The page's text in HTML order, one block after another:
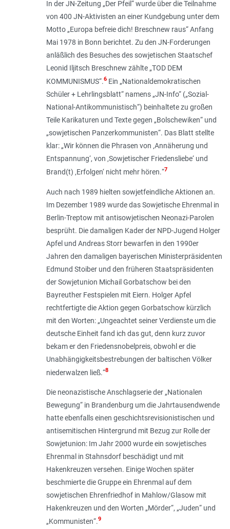
In der JN-Zeitung „Der Pfeil“ wurde über die Teilnahme
von 400 JN-Aktivisten an einer Kundgebung unter dem
Motto „Europa befreie dich! Breschnew raus“ Anfang
Mai 1978 in Bonn berichtet. Zu den JN-Forderungen
anläßlich des Besuches des sowjetischen Staatschef
Leonid Iljitsch Breschnew zählte „TOD DEM
KOMMUNISMUS“.6Ein „Nationaldemokratischen
Schüler + Lehrlingsblatt“ namens „JN-Info“ („Sozial-
National-Antikommunistisch“) beinhaltete zu großen
Teile Karikaturen und Texte gegen „Bolschewiken“ und
„sowjetischen Panzerkommunisten“. Das Blatt stellte
klar: „Wir können die Phrasen von ‚Annäherung und
Entspannung‘, von ‚Sowjetischer Friedensliebe‘ und
Brand(t) ‚Erfolgen‘ nicht mehr hören.“7
Auch nach 1989 hielten sowjetfeindliche Aktionen an.
Im Dezember 1989 wurde das Sowjetische Ehrenmal in
Berlin-Treptow mit antisowjetischen Neonazi-Parolen
besprüht. Die damaligen Kader der NPD-Jugend Holger
Apfel und Andreas Storr bewarfen in den 1990er
Jahren den damaligen bayerischen Ministerpräsidenten
Edmund Stoiber und den früheren Staatspräsidenten
der Sowjetunion Michail Gorbatschow bei den
Bayreuther Festspielen mit Eiern. Holger Apfel
rechtfertigte die Aktion gegen Gorbatschow kürzlich
mit den Worten: „Ungeachtet seiner Verdienste um die
deutsche Einheit fand ich das gut, denn kurz zuvor
bekam er den Friedensnobelpreis, obwohl er die
Unabhängigkeitsbestrebungen der baltischen Völker
niederwalzen ließ. “8
Die neonazistische Anschlagserie der „Nationalen
Bewegung“ in Brandenburg um die Jahrtausendwende
hatte ebenfalls einen geschichtsrevisionistischen und
antisemitischen Hintergrund mit Bezug zur Rolle der
Sowjetunion: Im Jahr 2000 wurde ein sowjetisches
Ehrenmal in Stahnsdorf beschädigt und mit
Hakenkreuzen versehen. Einige Wochen später
beschmierte die Gruppe ein Ehrenmal auf dem
sowjetischen Ehrenfriedhof in Mahlow/Glasow mit
Hakenkreuzen und den Worten „Mörder“, „Juden“ und
„Kommunisten“.9